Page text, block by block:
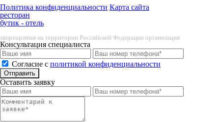
Политика конфиденциальности Карта сайта
ресторан
бутик - отель
запрещенная на территории Российской Федерации организация
Консультация специалиста
Cогласие с политикой конфиденциальности
Отправить
Оставить заявку